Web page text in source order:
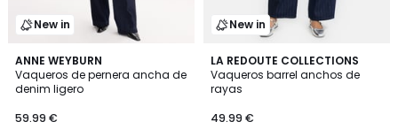
New in
ANNE WEYBURN
Vaqueros de pernera ancha de
denim ligero
59.99 €
New in
LA REDOUTE COLLECTIONS
Vaqueros barrel anchos de
rayas
49.99 €